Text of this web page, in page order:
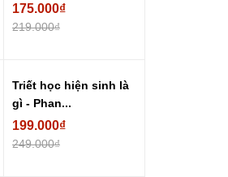
175.000₫
219.000₫
Triết học hiện sinh là
gì - Phan...
199.000₫
249.000₫